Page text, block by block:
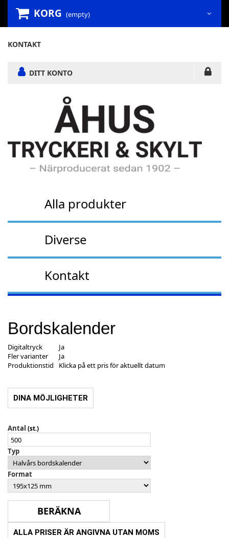
KORG (empty)
KONTAKT
DITT KONTO
Alla produkter
Diverse
Kontakt
Bordskalender
Digitaltryck
Ja
Fler varianter
Ja
Produktionstid
Klicka på ett pris för aktuellt datum
DINA MÖJLIGHETER
Antal (st.)
Typ
Format
ALLA PRISER ÄR ANGIVNA UTAN MOMS